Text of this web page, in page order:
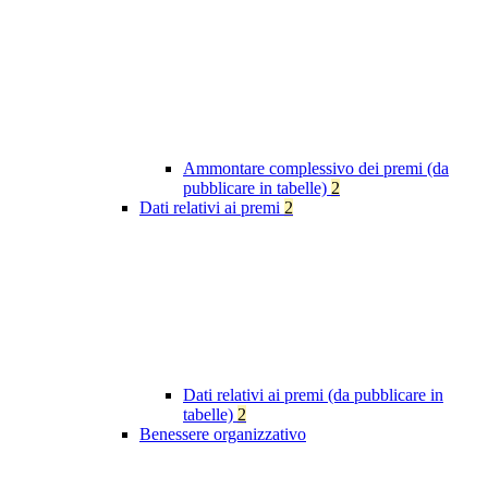
Ammontare complessivo dei premi (da
pubblicare in tabelle) 2
Dati relativi ai premi 2
Dati relativi ai premi (da pubblicare in
tabelle) 2
Benessere organizzativo